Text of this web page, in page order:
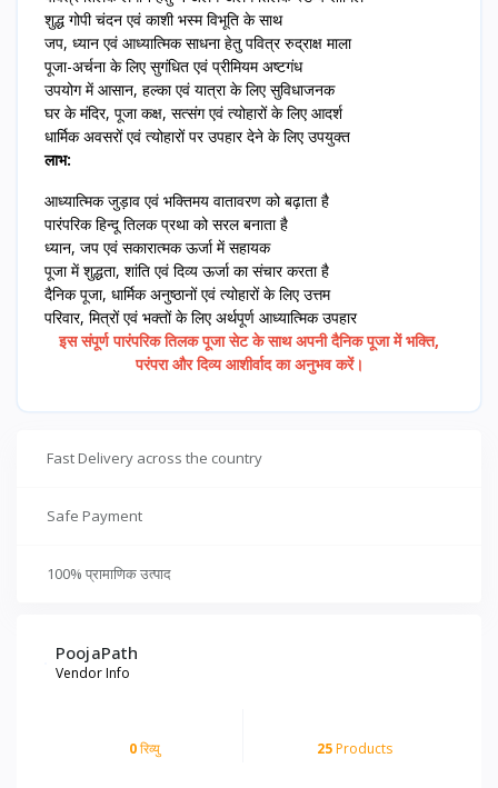
शुद्ध गोपी चंदन एवं काशी भस्म विभूति के साथ
जप, ध्यान एवं आध्यात्मिक साधना हेतु पवित्र रुद्राक्ष माला
पूजा-अर्चना के लिए सुगंधित एवं प्रीमियम अष्टगंध
उपयोग में आसान, हल्का एवं यात्रा के लिए सुविधाजनक
घर के मंदिर, पूजा कक्ष, सत्संग एवं त्योहारों के लिए आदर्श
धार्मिक अवसरों एवं त्योहारों पर उपहार देने के लिए उपयुक्त
लाभ:
आध्यात्मिक जुड़ाव एवं भक्तिमय वातावरण को बढ़ाता है
पारंपरिक हिन्दू तिलक प्रथा को सरल बनाता है
ध्यान, जप एवं सकारात्मक ऊर्जा में सहायक
पूजा में शुद्धता, शांति एवं दिव्य ऊर्जा का संचार करता है
दैनिक पूजा, धार्मिक अनुष्ठानों एवं त्योहारों के लिए उत्तम
परिवार, मित्रों एवं भक्तों के लिए अर्थपूर्ण आध्यात्मिक उपहार
इस संपूर्ण पारंपरिक तिलक पूजा सेट के साथ अपनी दैनिक पूजा में भक्ति,
परंपरा और दिव्य आशीर्वाद का अनुभव करें।
Fast Delivery across the country
Safe Payment
100% प्रामाणिक उत्पाद
PoojaPath
Vendor Info
0रिव्यु 25Products